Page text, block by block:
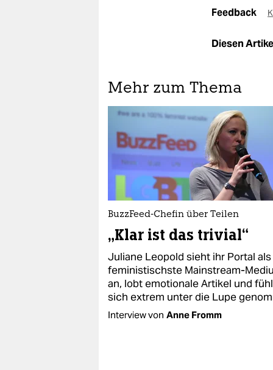
Feedback
Diesen
Mehr zum Thema
BuzzFeed-Chefin über Teilen
„Klar ist das trivial“
Juliane Leopold sieht ihr Portal
feministischste Mainstream-
an, lobt emotionale Artikel und
sich extrem unter die Lupe
Interview von Anne Fromm